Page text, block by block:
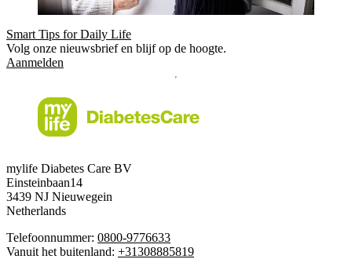
Smart Tips for Daily Life
Volg onze nieuwsbrief en blijf op de hoogte.
Aanmelden
mylife Diabetes Care BV
Einsteinbaan14
3439 NJ Nieuwegein
Netherlands
Telefoonnummer: 0800-9776633
Vanuit het buitenland: +31308885819